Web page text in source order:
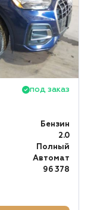
под заказ
Бензин
2.0
Полный
Автомат
96 378